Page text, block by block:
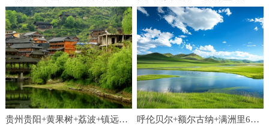
贵州贵阳+黄果树+荔波+镇远+西江千户苗寨+梵净山7日6晚跟团游 呼伦贝尔+额尔古纳+满洲里6日5晚跟团游